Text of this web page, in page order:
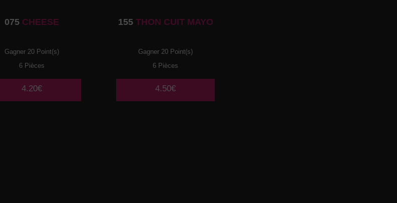
075 CHEESE
Gagner 20 Point(s)
6 Pièces
4.20€
155THON CUIT MAYO
Gagner 20 Point(s)
6 Pièces
4.50€